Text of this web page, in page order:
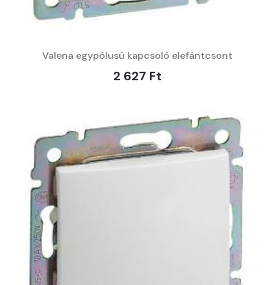
Valena egypólusú kapcsoló elefántcsont
2 627 Ft